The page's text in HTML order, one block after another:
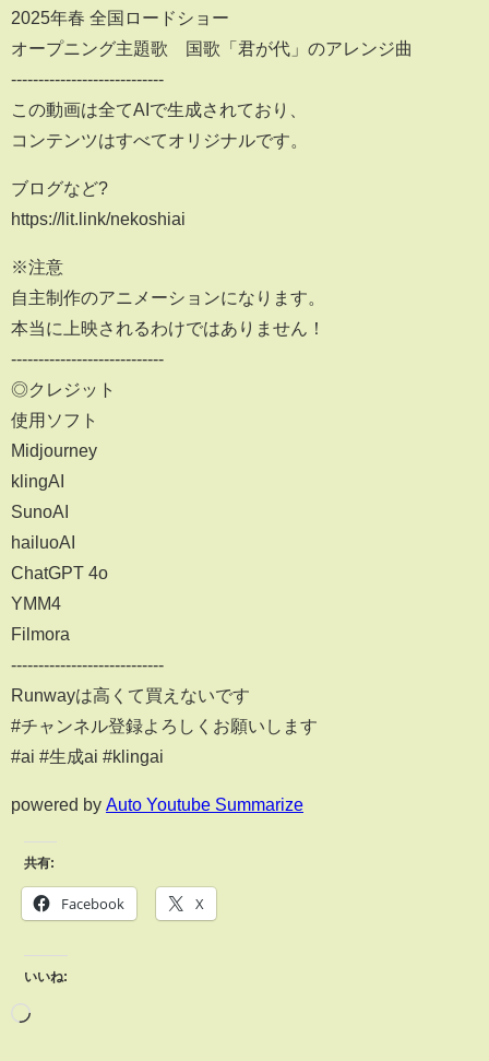
2025年春 全国ロードショー
オープニング主題歌 国歌「君が代」のアレンジ曲
----------------------------
この動画は全てAIで生成されており、
コンテンツはすべてオリジナルです。
ブログなど?
https://lit.link/nekoshiai
※注意
自主制作のアニメーションになります。
本当に上映されるわけではありません！
----------------------------
◎クレジット
使用ソフト
Midjourney
klingAI
SunoAI
hailuoAI
ChatGPT 4o
YMM4
Filmora
----------------------------
Runwayは高くて買えないです
#チャンネル登録よろしくお願いします
#ai #生成ai #klingai
powered by Auto Youtube Summarize
共有:
Facebook X
いいね: